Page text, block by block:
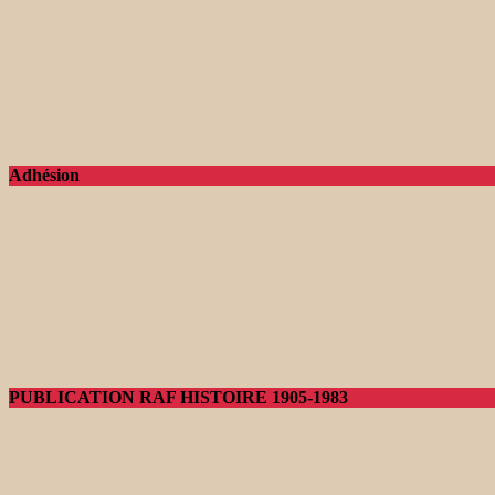
Adhésion
PUBLICATION RAF HISTOIRE 1905-1983